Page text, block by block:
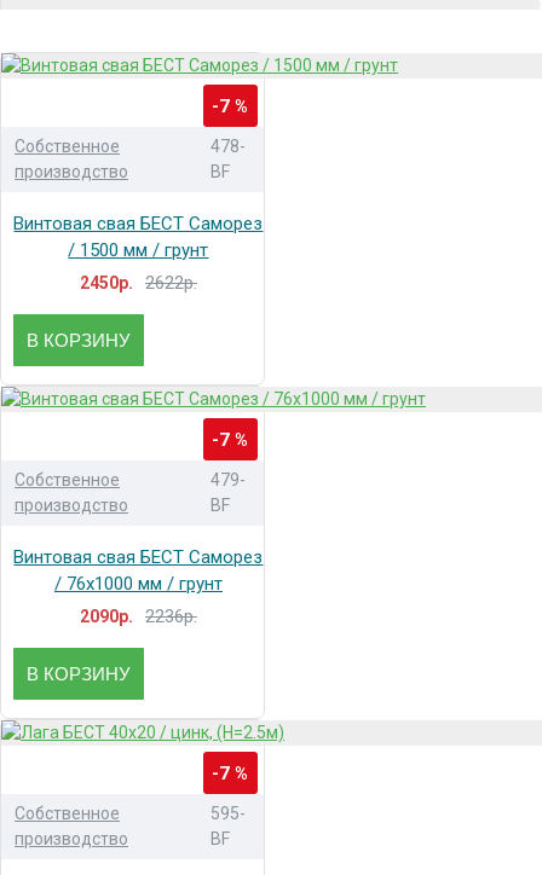
-7 %
Собственное
производство
478-
BF
Винтовая свая БЕСТ Саморез
/ 1500 мм / грунт
2450р. 2622р.
В КОРЗИНУ
-7 %
Собственное
производство
479-
BF
Винтовая свая БЕСТ Саморез
/ 76x1000 мм / грунт
2090р. 2236р.
В КОРЗИНУ
-7 %
Собственное
производство
595-
BF